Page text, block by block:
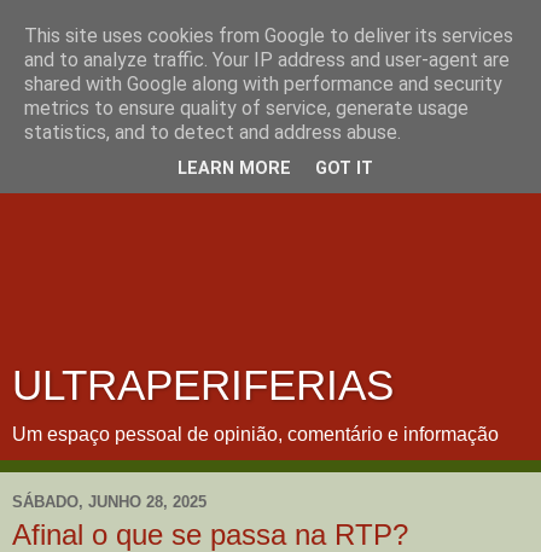
ULTRAPERIFERIAS
Um espaço pessoal de opinião, comentário e informação
SÁBADO, JUNHO 28, 2025
Afinal o que se passa na RTP?
This site uses cookies from Google to deliver its services
and to analyze traffic. Your IP address and user-agent are
shared with Google along with performance and security
metrics to ensure quality of service, generate usage
statistics, and to detect and address abuse.
LEARN MORE GOT IT